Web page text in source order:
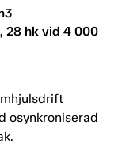
28 hk vid 4 000
osynkroniserad